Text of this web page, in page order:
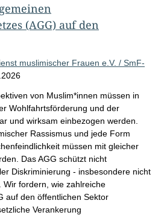
(AGG) auf den
muslimischer Frauen e.V. / SmF-
von Muslim*innen müssen in
Wohlfahrtsförderung und der
und wirksam einbezogen werden.
Rassismus und jede Form
müssen mit gleicher
Das AGG schützt nicht
Diskriminierung - insbesondere nicht
Wir fordern, wie zahlreiche
auf den öffentlichen Sektor
Verankerung